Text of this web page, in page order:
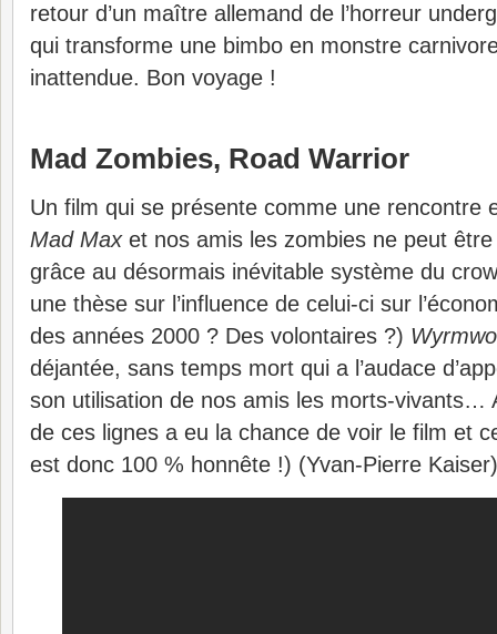
retour d’un maître allemand de l’horreur
qui transforme une bimbo en monstre
inattendue. Bon voyage !
Mad Zombies, Road Warrior
Un film qui se présente comme une rencontre
Mad Maxet nos amis les zombies ne peut être
grâce au désormais inévitable système du
une thèse sur l’influence de celui-ci sur
des années 2000 ? Des volontaires ?)
déjantée, sans temps mort qui a l’audace
son utilisation de nos amis les morts-vivants…
de ces lignes a eu la chance de voir le film et
est donc 100 % honnête !) (Yvan-Pierre Kaiser)